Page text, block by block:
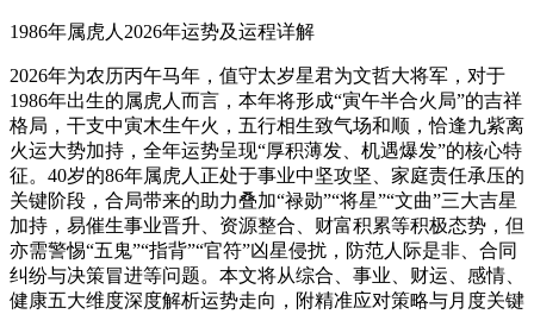
1986年属虎人2026年运势及运程详解
2026年为农历丙午马年，值守太岁星君为文哲大将军，对于
1986年出生的属虎人而言，本年将形成“寅午半合火局”的吉祥
格局，干支中寅木生午火，五行相生致气场和顺，恰逢九紫离
火运大势加持，全年运势呈现“厚积薄发、机遇爆发”的核心特
征。40岁的86年属虎人正处于事业中坚攻坚、家庭责任承压的
关键阶段，合局带来的助力叠加“禄勋”“将星”“文曲”三大吉星
加持，易催生事业晋升、资源整合、财富积累等积极态势，但
亦需警惕“五鬼”“指背”“官符”凶星侵扰，防范人际是非、合同
纠纷与决策冒进等问题。本文将从综合、事业、财运、感情、
健康五大维度深度解析运势走向，附精准应对策略与月度关键